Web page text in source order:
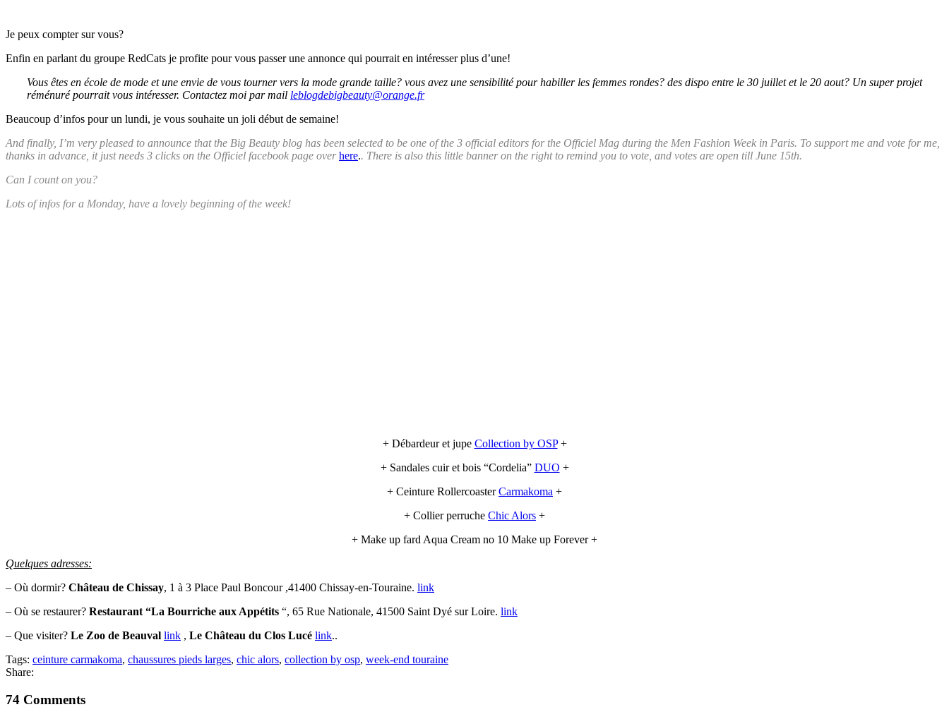
Je peux compter sur vous?
Enfin en parlant du groupe RedCats je profite pour vous passer une annonce qui pourrait en intéresser plus d’une!
Vous êtes en école de mode et une envie de vous tourner vers la mode grande taille? vous avez une sensibilité pour habiller les femmes rondes? des dispo entre le 30 juillet et le 20 aout? Un super projet
réménuré pourrait vous intéresser. Contactez moi par mail leblogdebigbeauty@orange.fr
Beaucoup d’infos pour un lundi, je vous souhaite un joli début de semaine!
And finally, I’m very pleased to announce that the Big Beauty blog has been selected to be one of the 3 official editors for the Officiel Mag during the Men Fashion Week in Paris. To support me and vote for me,
thanks in advance, it just needs 3 clicks on the Officiel facebook page overhere.. There is also this little banner on the right to remind you to vote, and votes are open till June 15th.
Can I count on you?
Lots of infos for a Monday, have a lovely beginning of the week!
+ Débardeur et jupe Collection by OSP+
+ Sandales cuir et bois “Cordelia” DUO +
+ Ceinture RollercoasterCarmakoma +
+ Collier perruche Chic Alors +
+ Make up fard Aqua Cream no 10 Make up Forever +
Quelques adresses:
– Où dormir? Château de Chissay, 1 à 3 Place Paul Boncour ,41400 Chissay-en-Touraine. link
– Où se restaurer? Restaurant “La Bourriche aux Appétits “, 65 Rue Nationale, 41500 Saint Dyé sur Loire. link
– Que visiter? Le Zoo de Beauval link , Le Château du Clos Lucé link..
Tags: ceinture carmakoma, chaussures pieds larges, chic alors, collection by osp, week-end touraine
Share:
74 Comments